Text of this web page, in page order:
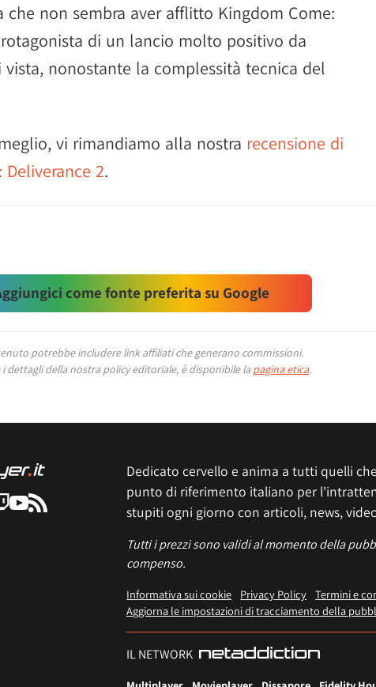
che non sembra aver afflitto Kingdom Come:
di un lancio molto positivo da
nonostante la complessità tecnica del
vi rimandiamo alla nostra recensione di
2.
come fonte preferita su Google
potrebbe includere link affiliati che generano commissioni.
i dettagli della nostra policy editoriale, è disponibile la pagina etica.
Dedicato cervello e anima a tutti quelli
punto di riferimento italiano per
stupiti ogni giorno con articoli, news,
Tutti i prezzi sono validi al momento della
compenso.
Informativa sui cookie Privacy Policy Termini e
Aggiorna le impostazioni di tracciamento della
IL NETWORK